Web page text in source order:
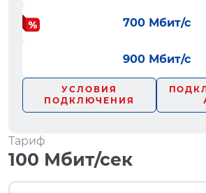
700 Мбит/с
900 Мбит/с
УСЛОВИЯ
ПОДКЛЮЧЕНИЯ
Тариф
100 Мбит/сек